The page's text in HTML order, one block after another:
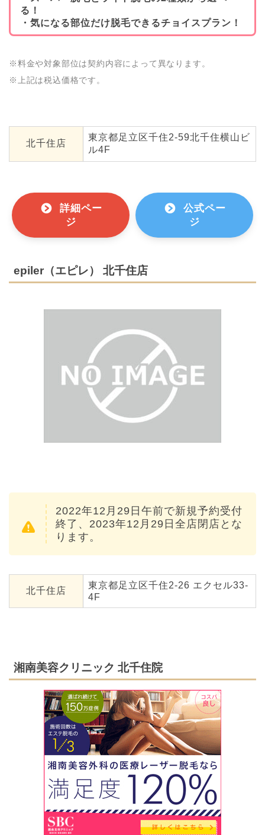
る！
・気になる部位だけ脱毛できるチョイスプラン！
※料金や対象部位は契約内容によって異なります。
※上記は税込価格です。
北千住店
東京都足立区千住2-59北千住横山ビ
ル4F
詳細ペー
ジ
公式ペー
ジ
epiler（エピレ） 北千住店
2022年12月29日午前で新規予約受付
終了、2023年12月29日全店閉店とな
ります。
北千住店
東京都足立区千住2-26 エクセル33-
4F
湘南美容クリニック 北千住院